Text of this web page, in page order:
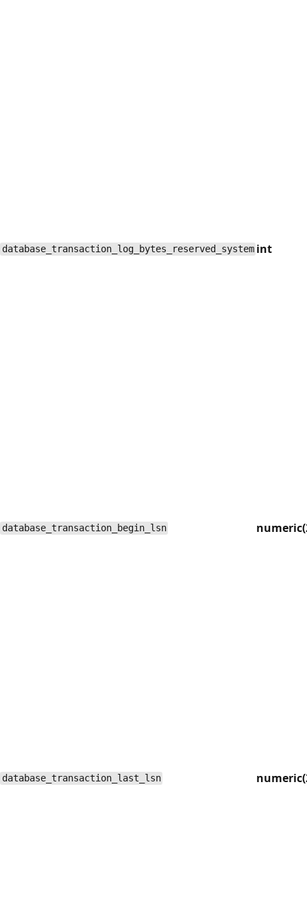
database_transaction_log_bytes_reserved_system int
database_transaction_begin_lsn
database_transaction_last_lsn